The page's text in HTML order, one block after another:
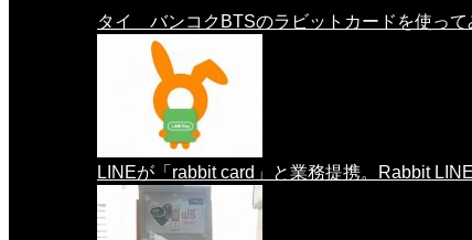
タイ バンコクBTSのラビットカードを使って
LINEが「rabbit card」と業務提携。Rabbit